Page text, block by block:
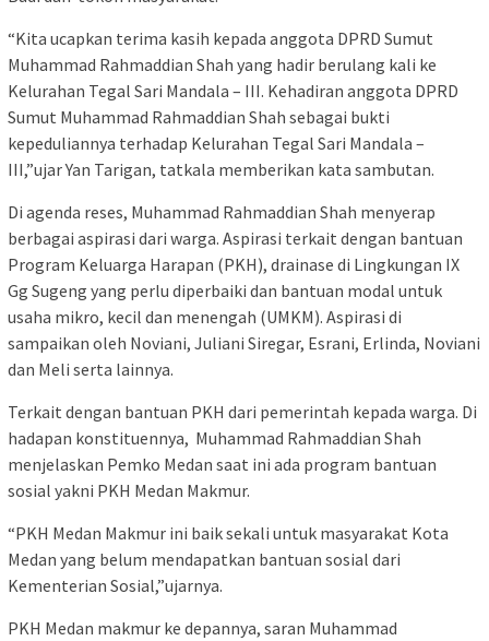
“Kita ucapkan terima kasih kepada anggota DPRD Sumut
Muhammad Rahmaddian Shah yang hadir berulang kali ke
Kelurahan Tegal Sari Mandala – III. Kehadiran anggota DPRD
Sumut Muhammad Rahmaddian Shah sebagai bukti
kepeduliannya terhadap Kelurahan Tegal Sari Mandala –
III,”ujar Yan Tarigan, tatkala memberikan kata sambutan.
Di agenda reses, Muhammad Rahmaddian Shah menyerap
berbagai aspirasi dari warga. Aspirasi terkait dengan bantuan
Program Keluarga Harapan (PKH), drainase di Lingkungan IX
Gg Sugeng yang perlu diperbaiki dan bantuan modal untuk
usaha mikro, kecil dan menengah (UMKM). Aspirasi di
sampaikan oleh Noviani, Juliani Siregar, Esrani, Erlinda, Noviani
dan Meli serta lainnya.
Terkait dengan bantuan PKH dari pemerintah kepada warga. Di
hadapan konstituennya, Muhammad Rahmaddian Shah
menjelaskan Pemko Medan saat ini ada program bantuan
sosial yakni PKH Medan Makmur.
“PKH Medan Makmur ini baik sekali untuk masyarakat Kota
Medan yang belum mendapatkan bantuan sosial dari
Kementerian Sosial,”ujarnya.
PKH Medan makmur ke depannya, saran Muhammad